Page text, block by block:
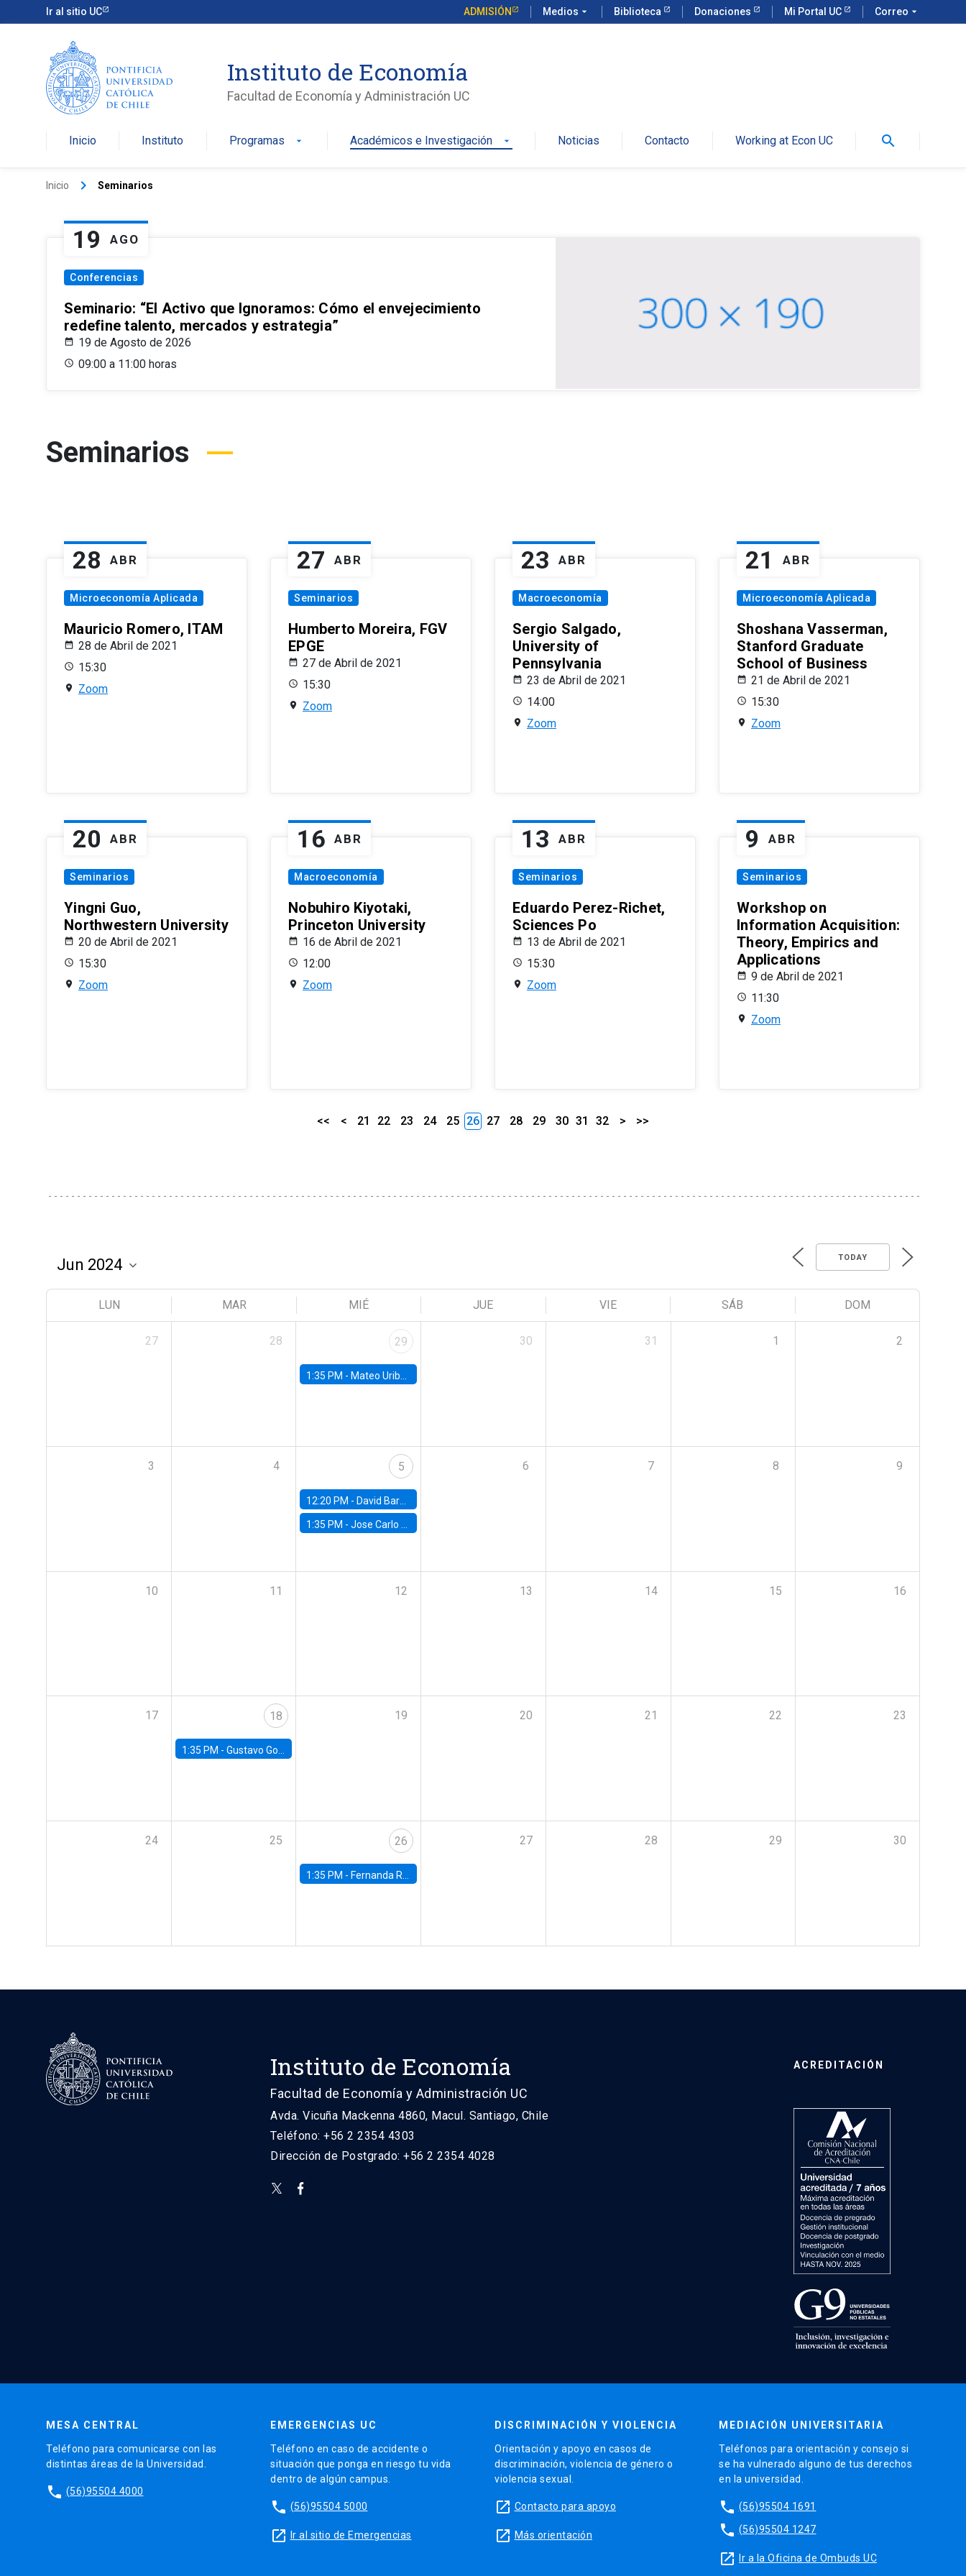
Ir al sitio UC ADMISIÓN Medios arrow_drop_down Biblioteca Donaciones Mi Portal UC Correo arrow_drop_down
Instituto de Economía
Facultad de Economía y Administración UC
Inicio Instituto Programas arrow_drop_down Académicos e Investigación arrow_drop_down Noticias Contacto Working at Econ UC search
Inicio keyboard_arrow_right Seminarios
19 AGO
Conferencias
Seminario: “El Activo que Ignoramos: Cómo el envejecimiento
redefine talento, mercados y estrategia”
19 de Agosto de 2026
09:00 a 11:00 horas
Seminarios
28 ABR
Microeconomía Aplicada
Mauricio Romero, ITAM
28 de Abril de 2021
15:30
Zoom
27 ABR
Seminarios
Humberto Moreira, FGV
EPGE
27 de Abril de 2021
15:30
Zoom
23 ABR
Macroeconomía
Sergio Salgado,
University of
Pennsylvania
23 de Abril de 2021
14:00
Zoom
21 ABR
Microeconomía Aplicada
Shoshana Vasserman,
Stanford Graduate
School of Business
21 de Abril de 2021
15:30
Zoom
20 ABR
Seminarios
Yingni Guo,
Northwestern University
20 de Abril de 2021
15:30
Zoom
16 ABR
Macroeconomía
Nobuhiro Kiyotaki,
Princeton University
16 de Abril de 2021
12:00
Zoom
13 ABR
Seminarios
Eduardo Perez-Richet,
Sciences Po
13 de Abril de 2021
15:30
Zoom
9 ABR
Seminarios
Workshop on
Information Acquisition:
Theory, Empirics and
Applications
9 de Abril de 2021
11:30
Zoom
<< < 21 22 23 24 25 26 27 28 29 30 31 32 > >>
TODAY
LUN MAR MIÉ JUE VIE SÁB DOM
27 28 29
1:35 PM - Mateo Uribe-Castro, Universidad de los Andes (Colombia)
30 31 1 2
3 4 5
12:20 PM - David Bardey, Universidad de los Andes - CEDE
1:35 PM -Jose Carlo Bermudez, UC (ME) & World Bank
6 7 8 9
10 11 12 13 14 15 16
17 18
1:35 PM - Gustavo González, Banco Central de Chile
19 20 21 22 23
24 25 26
1:35 PM - Fernanda Rojas Ampuero, University of Wisconsin-Madison
27 28 29 30
Instituto de Economía
Facultad de Economía y Administración UC
Avda. Vicuña Mackenna 4860, Macul. Santiago, Chile
Teléfono: +56 2 2354 4303
Dirección de Postgrado: +56 2 2354 4028
ACREDITACIÓN
MESA CENTRAL
Teléfono para comunicarse con las
distintas áreas de la Universidad.
phone (56)95504 4000
EMERGENCIAS UC
Teléfono en caso de accidente o
situación que ponga en riesgo tu vida
dentro de algún campus.
phone (56)95504 5000
launch Ir al sitio de Emergencias
DISCRIMINACIÓN Y VIOLENCIA
Orientación y apoyo en casos de
discriminación, violencia de género o
violencia sexual.
launch Contacto para apoyo
launch Más orientación
MEDIACIÓN UNIVERSITARIA
Teléfonos para orientación y consejo si
se ha vulnerado alguno de tus derechos
en la universidad.
phone (56)95504 1691
phone (56)95504 1247
launch Ir a la Oficina de Ombuds UC